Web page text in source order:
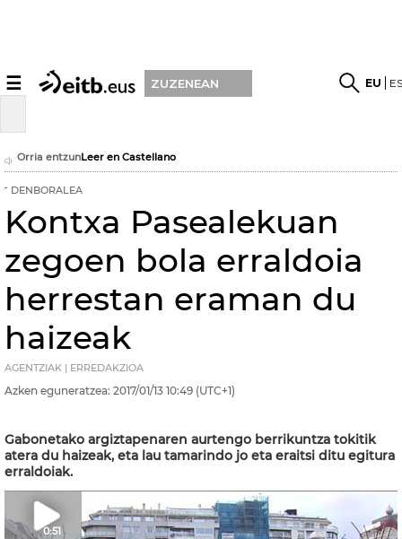
☰ ZUZENEAN EU
Orria entzunLeer en Castellano
DENBORALEA
Kontxa Pasealekuan
zegoen bola erraldoia
herrestan eraman du
haizeak
AGENTZIAK | ERREDAKZIOA
Azken eguneratzea: 2017/01/13 10:49 (UTC+1)
Gabonetako argiztapenaren aurtengo berrikuntza tokitik
atera du haizeak, eta lau tamarindo jo eta eraitsi ditu egitura
erraldoiak.
0:51